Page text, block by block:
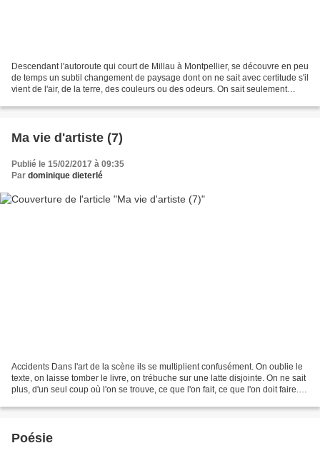
Descendant l'autoroute qui court de Millau à Montpellier, se découvre en peu
de temps un subtil changement de paysage dont on ne sait avec certitude s'il
vient de l'air, de la terre, des couleurs ou des odeurs. On sait seulement
Ma vie d'artiste (7)
Publié le 15/02/2017 à 09:35
Par dominique dieterlé
Accidents Dans l'art de la scène ils se multiplient confusément. On oublie le
texte, on laisse tomber le livre, on trébuche sur une latte disjointe. On ne sait
plus, d'un seul coup où l'on se trouve, ce que l'on fait, ce que l'on doit faire.
Poésie